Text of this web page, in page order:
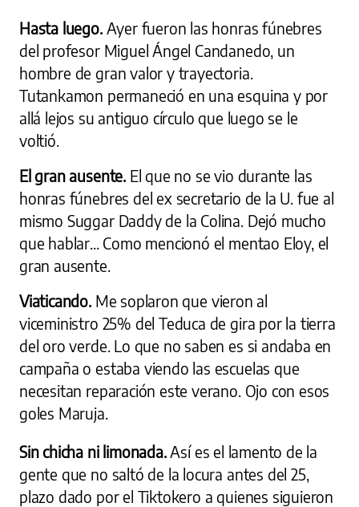
Hasta luego. Ayer fueron las honras fúnebres
del profesor Miguel Ángel Candanedo, un
hombre de gran valor y trayectoria.
Tutankamon permaneció en una esquina y por
allá lejos su antiguo círculo que luego se le
voltió.
El gran ausente. El que no se vio durante las
honras fúnebres del ex secretario de la U. fue al
mismo Suggar Daddy de la Colina. Dejó mucho
que hablar... Como mencionó el mentao Eloy, el
gran ausente.
Viaticando. Me soplaron que vieron al
viceministro 25% del Teduca de gira por la tierra
del oro verde. Lo que no saben es si andaba en
campaña o estaba viendo las escuelas que
necesitan reparación este verano. Ojo con esos
goles Maruja.
Sin chicha ni limonada.Así es el lamento de la
gente que no saltó de la locura antes del 25,
plazo dado por el Tiktokero a quienes siguieron